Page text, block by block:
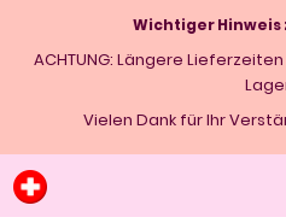
Wichtiger
ACHTUNG: Längere
Vielen Dank für Ihr